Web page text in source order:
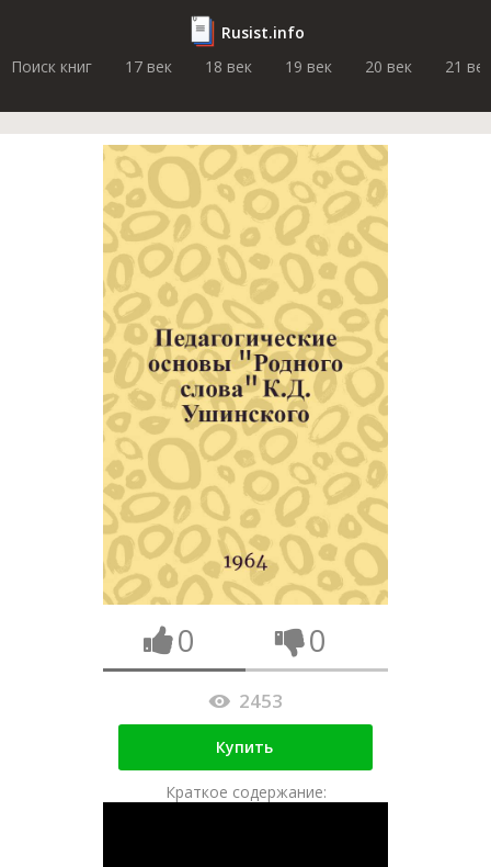
Rusist.info
Поиск книг
17 век 18 век 19 век 20 век 21 век
0 0
2453
Купить
Краткое содержание: